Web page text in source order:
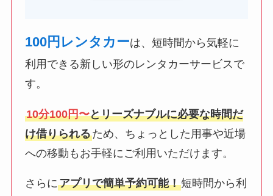
100円レンタカーは、短時間から気軽に
利用できる新しい形のレンタカーサービスで
す。
10分100円〜とリーズナブルに必要な時間だ
け借りられるため、ちょっとした用事や近場
への移動もお手軽にご利用いただけます。
さらにアプリで簡単予約可能！短時間から利